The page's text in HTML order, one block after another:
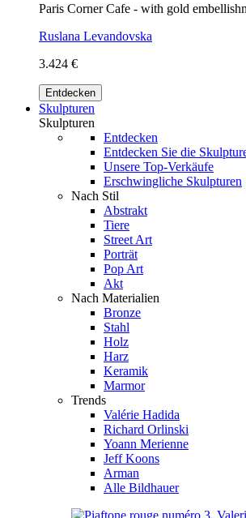
Paris Corner Cafe - with gold
Ruslana Levandovska
3.424 €
Entdecken
Skulpturen
Skulpturen
Entdecken
Entdecken Sie die
Unsere Top-Verkäufe
Erschwingliche Skulpturen
Nach Stil
Abstrakt
Tiere
Street Art
Porträt
Pop Art
Akt
Nach Materialien
Bronze
Stahl
Holz
Harz
Keramik
Marmor
Trends
Valérie Hadida
Richard Orlinski
Yoann Merienne
Jeff Koons
Arman
Alle Bildhauer